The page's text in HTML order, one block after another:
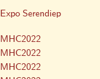
Expo Serendiep
MHC2022
MHC2022
MHC2022